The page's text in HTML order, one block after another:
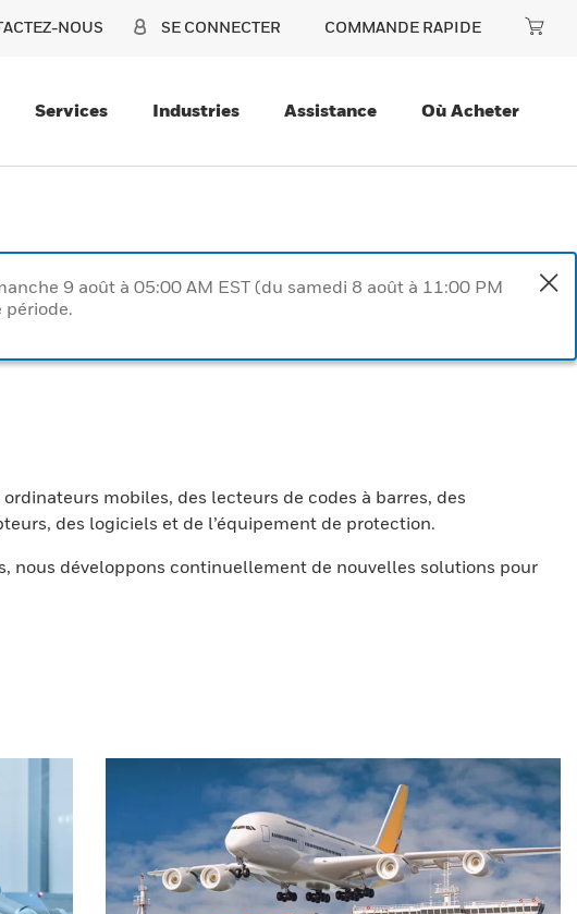
NOUS SE CONNECTER COMMANDE RAPIDE
Services Industries Assistance Où Acheter
9 août à 05:00 AM EST (du samedi 8 août à 11:00 PM
période.
mobiles, des lecteurs de codes à barres, des
des logiciels et de l’équipement de protection.
nous développons continuellement de nouvelles solutions pour